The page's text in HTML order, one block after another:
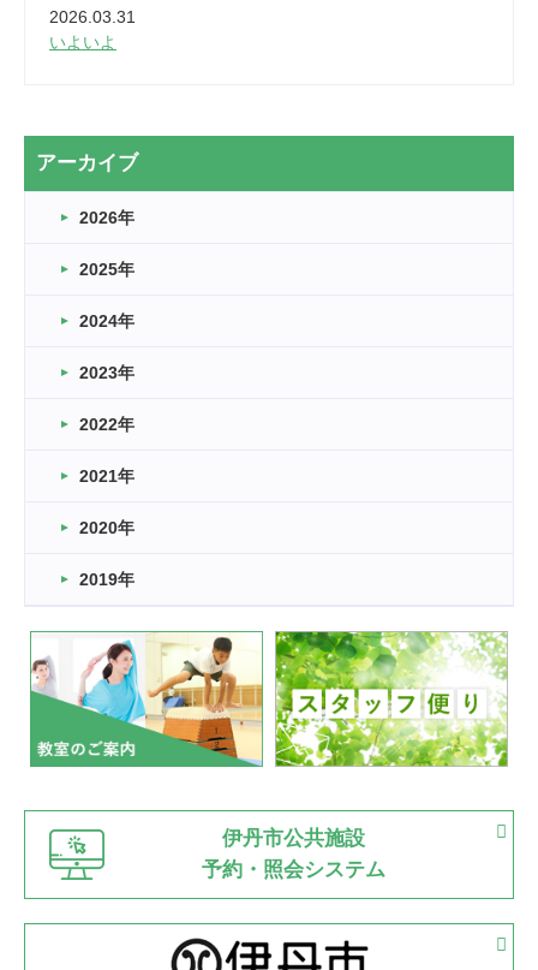
2026.03.31
いよいよ
2026.03.20
なぎなた
2026.03.16
車いすバスケとRくんのお話
卒業・卒園の季節★
2026.03.11
緑ケ丘体育館
2022.11.03
緑ケ丘体育館
いたっぼーる大会☆彡
緑ケ丘体育館
2022.07.03
市内総合体育大会が開始
緑ケ丘体育館 猪名川運動広場
古池運動広場
2022.06.12
県知事杯争奪バレーボール大会が開催
緑ケ丘体育館
2022.05.05
体育協会長杯 バドミントン競技の部
アーカイブ
2026年
2025年
2024年
2023年
2022年
2021年
2020年
2019年
伊丹市公共施設
予約・照会システム